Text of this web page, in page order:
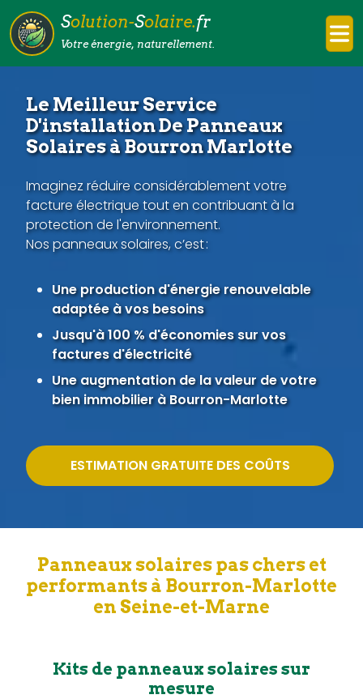
Solution-Solaire.fr
Votre énergie, naturellement.
Le Meilleur Service
D'installation De Panneaux
Solaires à Bourron Marlotte
Imaginez réduire considérablement votre
facture électrique tout en contribuant à la
protection de l'environnement.
Nos panneaux solaires, c’est :
Une production d'énergie renouvelable
adaptée à vos besoins
Jusqu'à 100 % d'économies sur vos
factures d'électricité
Une augmentation de la valeur de votre
bien immobilier à Bourron-Marlotte
ESTIMATION GRATUITE DES COÛTS
Panneaux solaires pas chers et
performants à Bourron-Marlotte
en Seine-et-Marne
Kits de panneaux solaires sur
mesure